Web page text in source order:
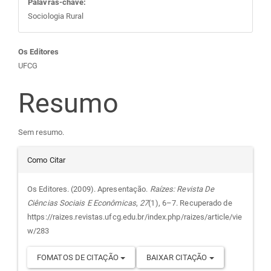
Palavras-chave:
Sociologia Rural
Conteúdo
do
artigo
principal
Os Editores
UFCG
Resumo
Sem resumo.
Detalhes
do
artigo
Como Citar
Os Editores. (2009). Apresentação. Raízes: Revista De
Ciências Sociais E Econômicas, 27(1), 6–7. Recuperado de
https://raizes.revistas.ufcg.edu.br/index.php/raizes/article/vie
w/283
FOMATOS DE CITAÇÃO BAIXAR CITAÇÃO